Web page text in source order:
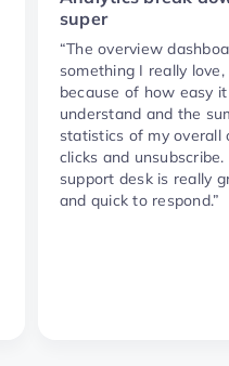
super
“The overview
something I really love,
because of how easy
understand and the
statistics of my overall
clicks and unsubscribe.
support desk is really
and quick to respond.”